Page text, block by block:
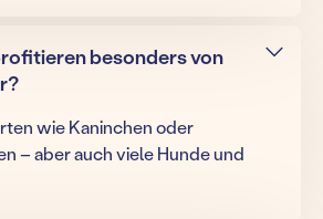
besonders von
wie Kaninchen oder
– aber auch viele Hunde und